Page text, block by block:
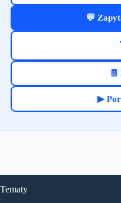
💬
▶
Tematy